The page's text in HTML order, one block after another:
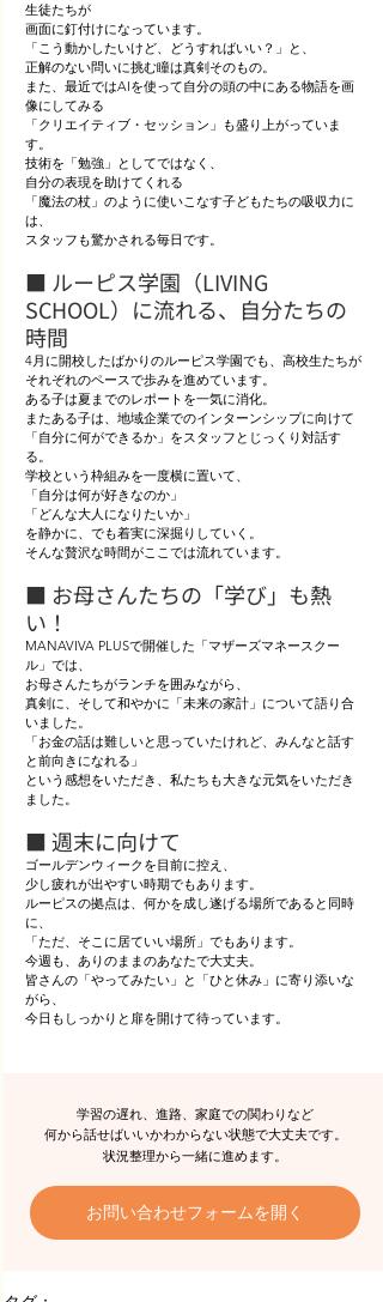
生徒たちが
画面に釘付けになっています。
「こう動かしたいけど、どうすればいい？」と、
正解のない問いに挑む瞳は真剣そのもの。
また、最近ではAIを使って自分の頭の中にある物語を画
像にしてみる
「クリエイティブ・セッション」も盛り上がっていま
す。
技術を「勉強」としてではなく、
自分の表現を助けてくれる
「魔法の杖」のように使いこなす子どもたちの吸収力に
は、
スタッフも驚かされる毎日です。
■ ルーピス学園（LIVING
SCHOOL）に流れる、自分たちの
時間
4月に開校したばかりのルーピス学園でも、高校生たちが
それぞれのペースで歩みを進めています。
ある子は夏までのレポートを一気に消化。
またある子は、地域企業でのインターンシップに向けて
「自分に何ができるか」をスタッフとじっくり対話す
る。
学校という枠組みを一度横に置いて、
「自分は何が好きなのか」
「どんな大人になりたいか」
を静かに、でも着実に深掘りしていく。
そんな贅沢な時間がここでは流れています。
■ お母さんたちの「学び」も熱
い！
MANAVIVA PLUSで開催した「マザーズマネースクー
ル」では、
お母さんたちがランチを囲みながら、
真剣に、そして和やかに「未来の家計」について語り合
いました。
「お金の話は難しいと思っていたけれど、みんなと話す
と前向きになれる」
という感想をいただき、私たちも大きな元気をいただき
ました。
■ 週末に向けて
ゴールデンウィークを目前に控え、
少し疲れが出やすい時期でもあります。
ルーピスの拠点は、何かを成し遂げる場所であると同時
に、
「ただ、そこに居ていい場所」でもあります。
今週も、ありのままのあなたで大丈夫。
皆さんの「やってみたい」と「ひと休み」に寄り添いな
がら、
今日もしっかりと扉を開けて待っています。
学習の遅れ、進路、家庭での関わりなど
何から話せばいいかわからない状態で大丈夫です。
状況整理から一緒に進めます。
お問い合わせフォームを開く